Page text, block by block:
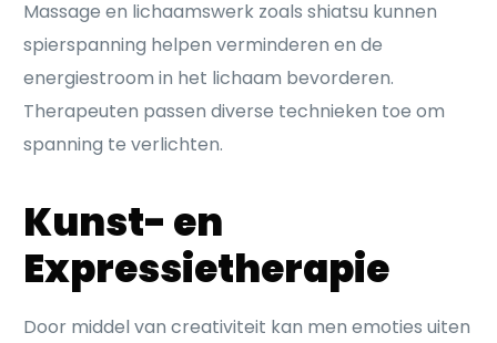
Massage en lichaamswerk zoals shiatsu kunnen
spierspanning helpen verminderen en de
energiestroom in het lichaam bevorderen.
Therapeuten passen diverse technieken toe om
spanning te verlichten.
Kunst- en
Expressietherapie
Door middel van creativiteit kan men emoties uiten